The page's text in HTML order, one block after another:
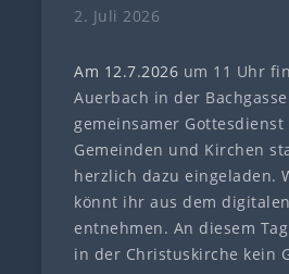
2. Juli 2026
Am 12.7.2026 um 11 Uhr
Auerbach in der
gemeinsamer
Gemeinden und Kirchen
herzlich dazu eingeladen.
könnt ihr aus dem
entnehmen. An diesem
in der Christuskirche kein